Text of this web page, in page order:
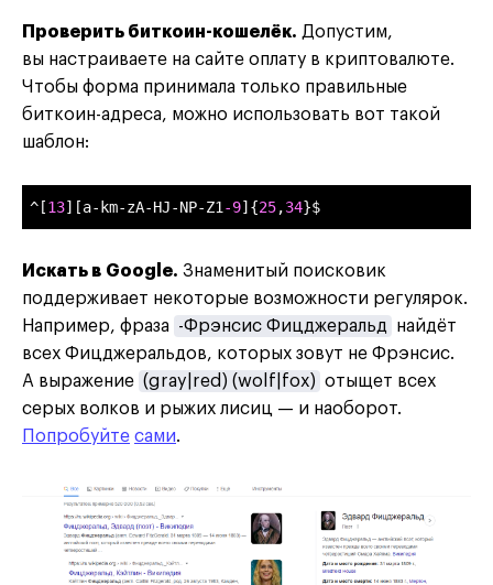
Проверить биткоин-кошелёк. Допустим,
вы настраиваете на сайте оплату в криптовалюте.
Чтобы форма принимала только правильные
биткоин-адреса, можно использовать вот такой
шаблон:
^[13][a-km-zA-HJ-NP-Z1 -9]{25,34}$
Искать в Google. Знаменитый поисковик
поддерживает некоторые возможности регулярок.
Например, фраза -Фрэнсис Фицджеральд
найдёт
всех Фицджеральдов, которых зовут не Фрэнсис.
А выражение (gray|red) (wolf|fox) отыщет всех
серых волков и рыжих лисиц — и наоборот.
Попробуйте сами.